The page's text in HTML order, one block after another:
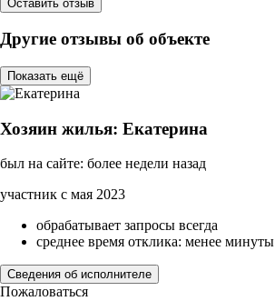
Оставить отзыв
Другие отзывы об объекте
Показать ещё
Хозяин жилья: Екатерина
был на сайте: более недели назад
участник с мая 2023
обрабатывает запросы всегда
среднее время отклика: менее минуты
Сведения об исполнителе
Пожаловаться